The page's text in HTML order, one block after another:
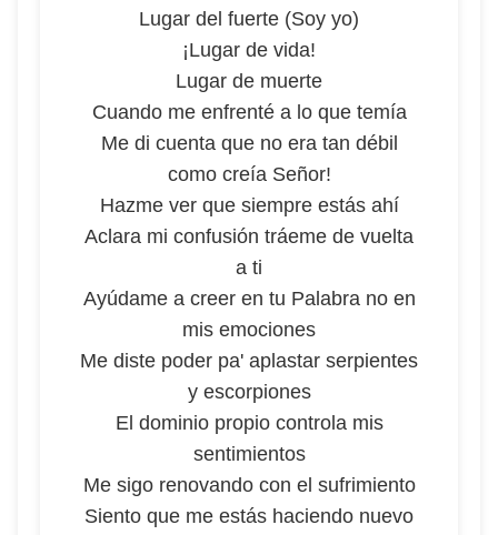
Lugar del fuerte (Soy yo)
¡Lugar de vida!
Lugar de muerte
Cuando me enfrenté a lo que temía
Me di cuenta que no era tan débil
como creía Señor!
Hazme ver que siempre estás ahí
Aclara mi confusión tráeme de vuelta
a ti
Ayúdame a creer en tu Palabra no en
mis emociones
Me diste poder pa' aplastar serpientes
y escorpiones
El dominio propio controla mis
sentimientos
Me sigo renovando con el sufrimiento
Siento que me estás haciendo nuevo